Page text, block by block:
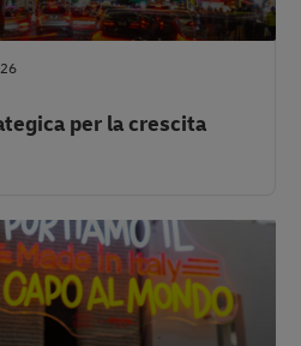
per la crescita